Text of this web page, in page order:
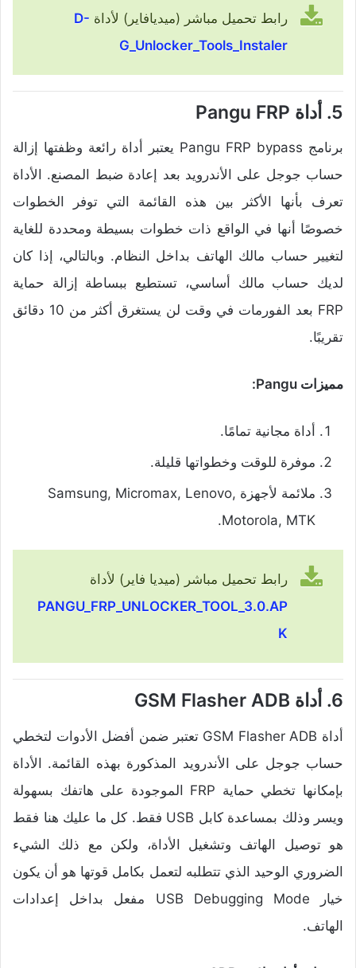
رابط تحميل مباشر (ميديافاير) لأداة D-
G_Unlocker_Tools_Instaler
5. أداة Pangu FRP
برنامج Pangu FRP bypass يعتبر أداة رائعة وظفتها إزالة
حساب جوجل على الأندرويد بعد إعادة ضبط المصنع. الأداة
تعرف بأنها الأكثر بين هذه القائمة التي توفر الخطوات
خصوصًا أنها في الواقع ذات خطوات بسيطة ومحددة للغاية
لتغيير حساب مالك الهاتف بداخل النظام. وبالتالي، إذا كان
لديك حساب مالك أساسي، تستطيع ببساطة إزالة حماية
FRP بعد الفورمات في وقت لن يستغرق أكثر من 10 دقائق
تقريبًا.
مميزات Pangu:
أداة مجانية تمامًا.
موفرة للوقت وخطواتها قليلة.
ملائمة لأجهزة Samsung, Micromax, Lenovo,
Motorola, MTK.
رابط تحميل مباشر (ميديا فاير) لأداة
PANGU_FRP_UNLOCKER_TOOL_3.0.AP
K
6. أداة GSM Flasher ADB
أداة GSM Flasher ADB تعتبر ضمن أفضل الأدوات لتخطي
حساب جوجل على الأندرويد المذكورة بهذه القائمة. الأداة
بإمكانها تخطي حماية FRP الموجودة على هاتفك بسهولة
ويسر وذلك بمساعدة كابل USB فقط. كل ما عليك هنا فقط
هو توصيل الهاتف وتشغيل الأداة، ولكن مع ذلك الشيء
الضروري الوحيد الذي تتطلبه لتعمل بكامل قوتها هو أن يكون
خيار USB Debugging Mode مفعل بداخل إعدادات
الهاتف.